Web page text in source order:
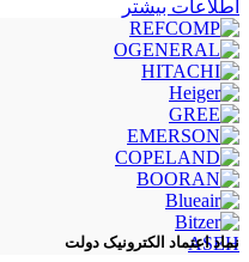
اطلاعات بیشتر
ASEH
نماد اعتماد الکترونیک دولت